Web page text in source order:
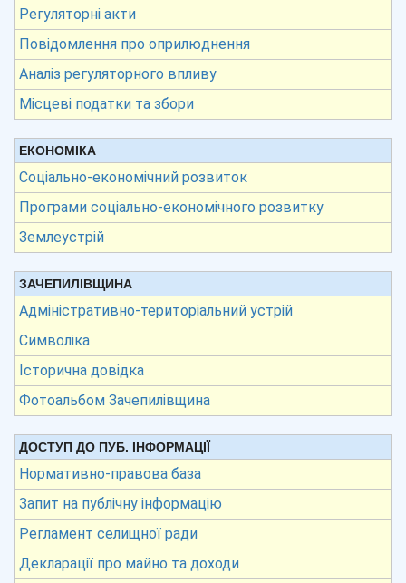
Регуляторні акти
Повідомлення про оприлюднення
Аналіз регуляторного впливу
Місцеві податки та збори
ЕКОНОМІКА
Соціально-економічний розвиток
Програми соціально-економічного розвитку
Землеустрій
ЗАЧЕПИЛІВЩИНА
Адміністративно-територіальний устрій
Символіка
Історична довідка
Фотоальбом Зачепилівщина
ДОСТУП ДО ПУБ. ІНФОРМАЦІЇ
Нормативно-правова база
Запит на публічну інформацію
Регламент селищної ради
Декларації про майно та доходи